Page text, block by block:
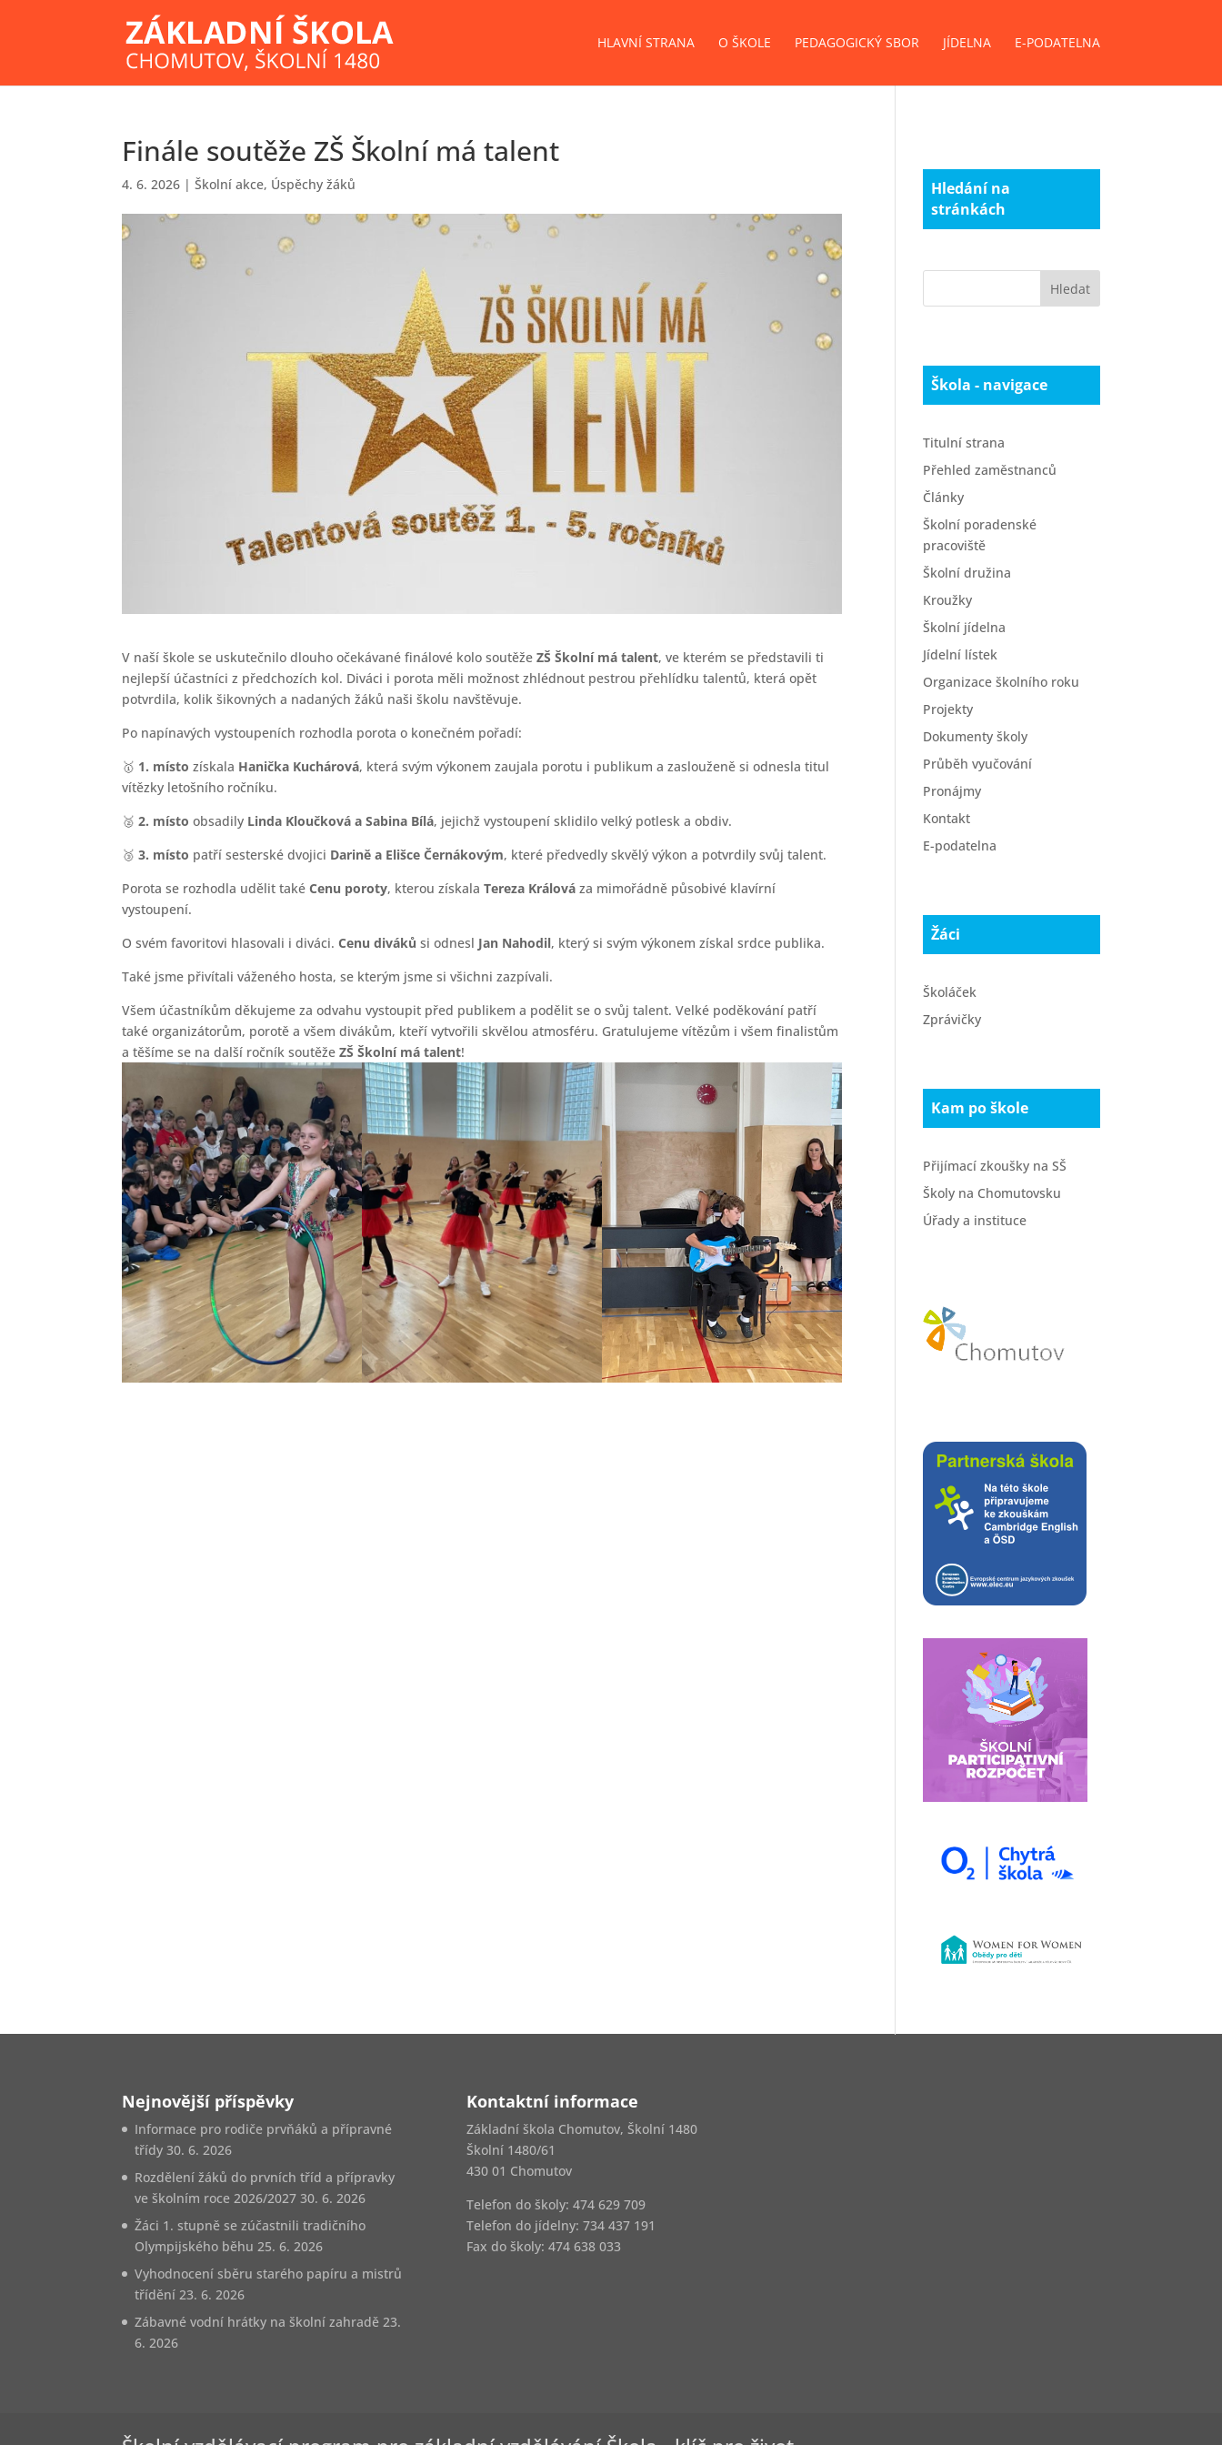
HLAVNÍ STRANA O ŠKOLE PEDAGOGICKÝ SBOR JÍDELNA E-PODATELNA
Finále soutěže ZŠ Školní má talent
4. 6. 2026 |Školní akce, Úspěchy žáků
V naší škole se uskutečnilo dlouho očekávané finálové kolo soutěžeZŠ Školní má talent, ve kterém se představili ti
nejlepší účastníci z předchozích kol. Diváci i porota měli možnost zhlédnout pestrou přehlídku talentů, která opět
potvrdila, kolik šikovných a nadaných žáků naši školu navštěvuje.
Po napínavých vystoupeních rozhodla porota o konečném pořadí:
🥇 1. místo získala Hanička Kuchárová, která svým výkonem zaujala porotu i publikum a zaslouženě si odnesla titul
vítězky letošního ročníku.
🥈2. místo obsadily Linda Kloučková a Sabina Bílá, jejichž vystoupení sklidilo velký potlesk a obdiv.
🥉3. místo patří sesterské dvojici Darině a Elišce Černákovým, které předvedly skvělý výkon a potvrdily svůj talent.
Porota se rozhodla udělit takéCenu poroty, kterou získalaTereza Králová za mimořádně působivé klavírní
vystoupení.
O svém favoritovi hlasovali i diváci.Cenu diváků si odnesl Jan Nahodil, který si svým výkonem získal srdce publika.
Také jsme přivítali váženého hosta, se kterým jsme si všichni zazpívali.
Všem účastníkům děkujeme za odvahu vystoupit před publikem a podělit se o svůj talent. Velké poděkování patří
také organizátorům, porotě a všem divákům, kteří vytvořili skvělou atmosféru. Gratulujeme vítězům i všem finalistům
a těšíme se na další ročník soutěžeZŠ Školní má talent!
Hledání na
stránkách
Škola - navigace
Titulní strana
Přehled zaměstnanců
Články
Školní poradenské
pracoviště
Školní družina
Kroužky
Školní jídelna
Jídelní lístek
Organizace školního roku
Projekty
Dokumenty školy
Průběh vyučování
Pronájmy
Kontakt
E-podatelna
Žáci
Školáček
Zprávičky
Kam po škole
Přijímací zkoušky na SŠ
Školy na Chomutovsku
Úřady a instituce
Nejnovější příspěvky
Informace pro rodiče prvňáků a přípravné
třídy 30. 6. 2026
Rozdělení žáků do prvních tříd a přípravky
ve školním roce 2026/2027 30. 6. 2026
Žáci 1. stupně se zúčastnili tradičního
Olympijského běhu 25. 6. 2026
Vyhodnocení sběru starého papíru a mistrů
třídění 23. 6. 2026
Zábavné vodní hrátky na školní zahradě 23.
6. 2026
Kontaktní informace
Základní škola Chomutov, Školní 1480
Školní 1480/61
430 01 Chomutov
Telefon do školy: 474 629 709
Telefon do jídelny: 734 437 191
Fax do školy: 474 638 033